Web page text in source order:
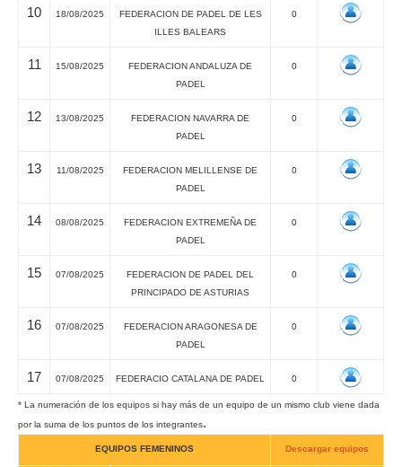
10 18/08/2025
FEDERACION DE PADEL DE LES
ILLES BALEARS
0
11 15/08/2025
FEDERACION ANDALUZA DE
PADEL
0
12 13/08/2025
FEDERACION NAVARRA DE
PADEL
0
13 11/08/2025
FEDERACION MELILLENSE DE
PADEL
0
14 08/08/2025
FEDERACION EXTREMEÑA DE
PADEL
0
15 07/08/2025
FEDERACION DE PADEL DEL
PRINCIPADO DE ASTURIAS
0
16 07/08/2025
FEDERACION ARAGONESA DE
PADEL
0
17 07/08/2025 FEDERACIO CATALANA DE PADEL 0
* La numeración de los equipos si hay más de un equipo de un mismo club viene dada
por la suma de los puntos de los integrantes.
EQUIPOS FEMENINOS Descargar equipos